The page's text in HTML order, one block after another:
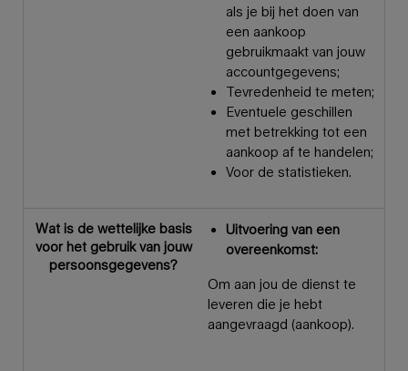
als je bij het doen van
een aankoop
gebruikmaakt van jouw
accountgegevens;
Tevredenheid te meten;
Eventuele geschillen
met betrekking tot een
aankoop af te handelen;
Voor de statistieken.
Wat is de wettelijke basis
voor het gebruik van jouw
persoonsgegevens?
Uitvoering van een
overeenkomst:
Om aan jou de dienst te
leveren die je hebt
aangevraagd (aankoop).